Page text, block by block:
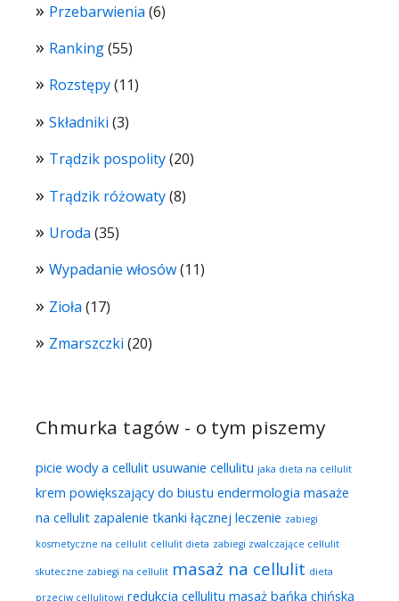
Przebarwienia (6)
Ranking(55)
Rozstępy(11)
Składniki (3)
Trądzik pospolity(20)
Trądzik różowaty(8)
Uroda (35)
Wypadanie włosów(11)
Zioła (17)
Zmarszczki (20)
Chmurka tagów - o tym piszemy
picie wody a cellulit usuwanie cellulitu jaka dieta na cellulit
krem powiększający do biustu endermologia masaże
na cellulit zapalenie tkanki łącznej leczenie zabiegi
kosmetyczne na cellulit cellulit dieta zabiegi zwalczające cellulit
skuteczne zabiegi na cellulit masaż na cellulit dieta
przeciw cellulitowi redukcja cellulitu masaż bańką chińską